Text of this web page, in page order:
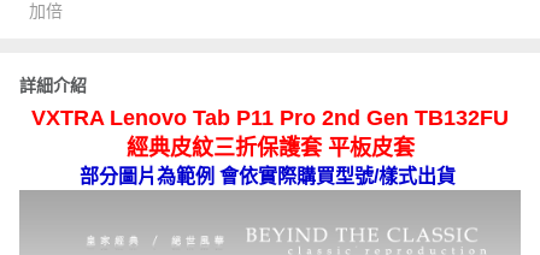
加倍
詳細介紹
VXTRA Lenovo Tab P11 Pro 2nd Gen TB132FU
經典皮紋三折保護套 平板皮套
部分圖片為範例 會依實際購買型號/樣式出貨